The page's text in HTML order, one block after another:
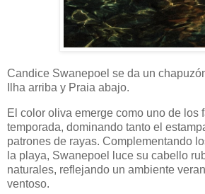
Candice Swanepoel se da un
Ilha arriba y Praia abajo.
El color oliva emerge como uno de los
temporada, dominando tanto el
patrones de rayas. Complementando
la playa, Swanepoel luce su cabello
naturales, reflejando un ambiente
ventoso.